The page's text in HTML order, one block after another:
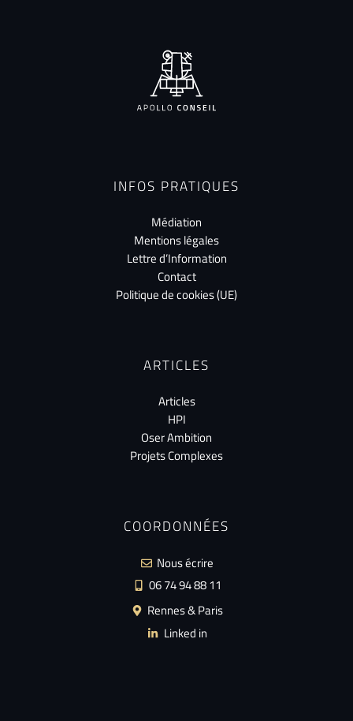
INFOS PRATIQUES
Médiation
Mentions légales
Lettre d’Information
Contact
Politique de cookies (UE)
ARTICLES
Articles
HPI
Oser Ambition
Projets Complexes
COORDONNÉES
Nous écrire
06 74 94 88 11
Rennes & Paris
Linked in